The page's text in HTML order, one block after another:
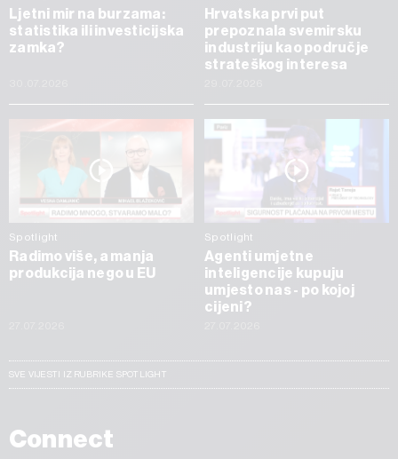
Ljetni mir na burzama:
statistika ili investicijska
zamka?
Hrvatska prvi put
prepoznala svemirsku
industriju kao područje
strateškog interesa
Spotlight
Radimo više, a manja
produkcija nego u EU
Spotlight
Agenti umjetne
inteligencije kupuju
umjesto nas - po kojoj
cijeni?
SVE VIJESTI IZ RUBRIKE SPOTLIGHT
Connect